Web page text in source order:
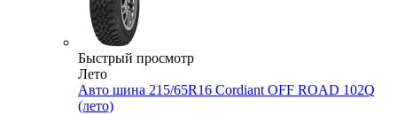
Быстрый просмотр
Лето
Авто шина 215/65R16 Cordiant OFF ROAD 102Q
(лето)